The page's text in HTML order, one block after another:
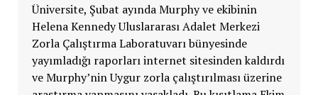
Üniversite, Şubat ayında Murphy ve ekibinin
Helena Kennedy Uluslararası Adalet Merkezi
Zorla Çalıştırma Laboratuvarı bünyesinde
yayımladığı raporları internet sitesinden kaldırdı
ve Murphy’nin Uygur zorla çalıştırılması üzerine